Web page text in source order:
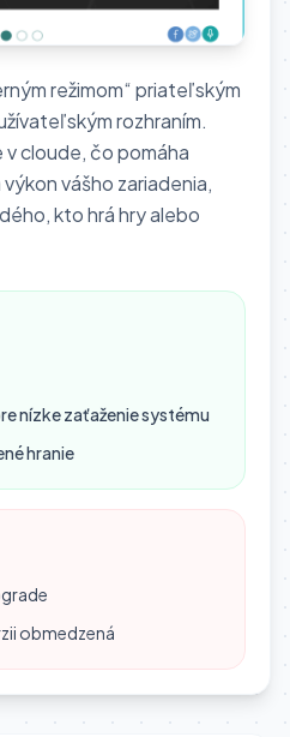
režimom“ priateľským
rozhraním.
v cloude, čo pomáha
vášho zariadenia,
kto hrá hry alebo
nízke zaťaženie systému
hranie
obmedzená